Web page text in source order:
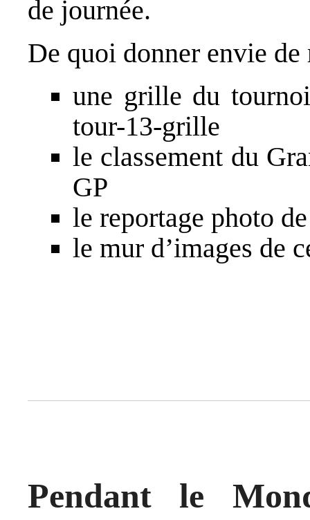
de journée.
De quoi donner envie
une grille du
tour-13-grille
le classement du
GP
le reportage photo
le mur d’images de
Pendant le